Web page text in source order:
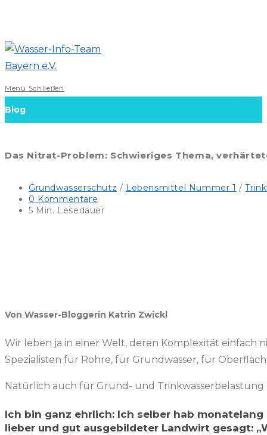
springen
Menü Schließen
Blog
Das Nitrat-Problem: Schwieriges Thema,
Beitrags-
Kategorie:
Grundwasserschutz / Lebensmittel Nummer 1 /
Beitrags-
Kommentare:
0 Kommentare
Lesedauer:
5 Min. Lesedauer
Von Wasser-Bloggerin Katrin Zwickl
Wir leben ja in einer Welt, deren Komplexität einfach
Spezialisten für Rohre, für Grundwasser, für
Natürlich auch für Grund- und
Ich bin ganz ehrlich: Ich selber hab
lieber und gut ausgebildeter Landwirt gesagt: